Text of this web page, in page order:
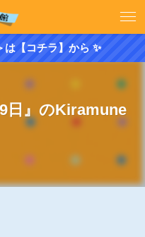
【コチラ】から ✨
日』のKiramune